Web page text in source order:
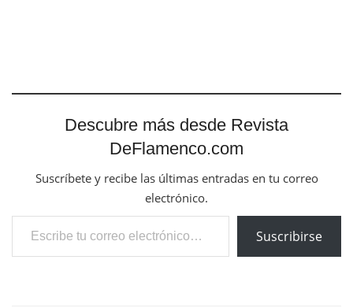
Descubre más desde Revista
DeFlamenco.com
Suscríbete y recibe las últimas entradas en tu correo
electrónico.
Escribe tu correo electrónico…
Suscribirse